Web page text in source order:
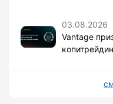
03.08.2026
Vantage